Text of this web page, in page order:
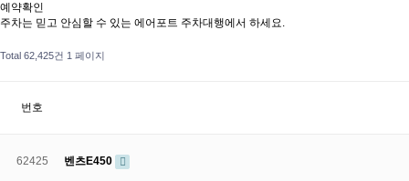
예약확인
주차는 믿고 안심할 수 있는 에어포트 주차대행에서 하세요.
Total 62,425건 1 페이지
번호
62425 벤츠E450